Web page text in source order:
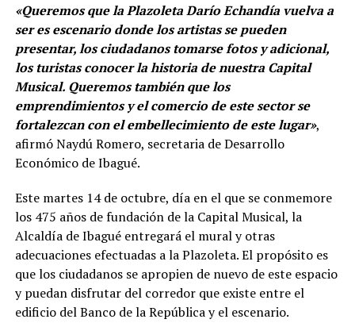
«Queremos que la Plazoleta Darío Echandía vuelva a
ser es escenario donde los artistas se pueden
presentar, los ciudadanos tomarse fotos y adicional,
los turistas conocer la historia de nuestra Capital
Musical. Queremos también que los
emprendimientos y el comercio de este sector se
fortalezcan con el embellecimiento de este lugar»,
afirmó Naydú Romero, secretaria de Desarrollo
Económico de Ibagué.
Este martes 14 de octubre, día en el que se conmemore
los 475 años de fundación de la Capital Musical, la
Alcaldía de Ibagué entregará el mural y otras
adecuaciones efectuadas a la Plazoleta. El propósito es
que los ciudadanos se apropien de nuevo de este espacio
y puedan disfrutar del corredor que existe entre el
edificio del Banco de la República y el escenario.